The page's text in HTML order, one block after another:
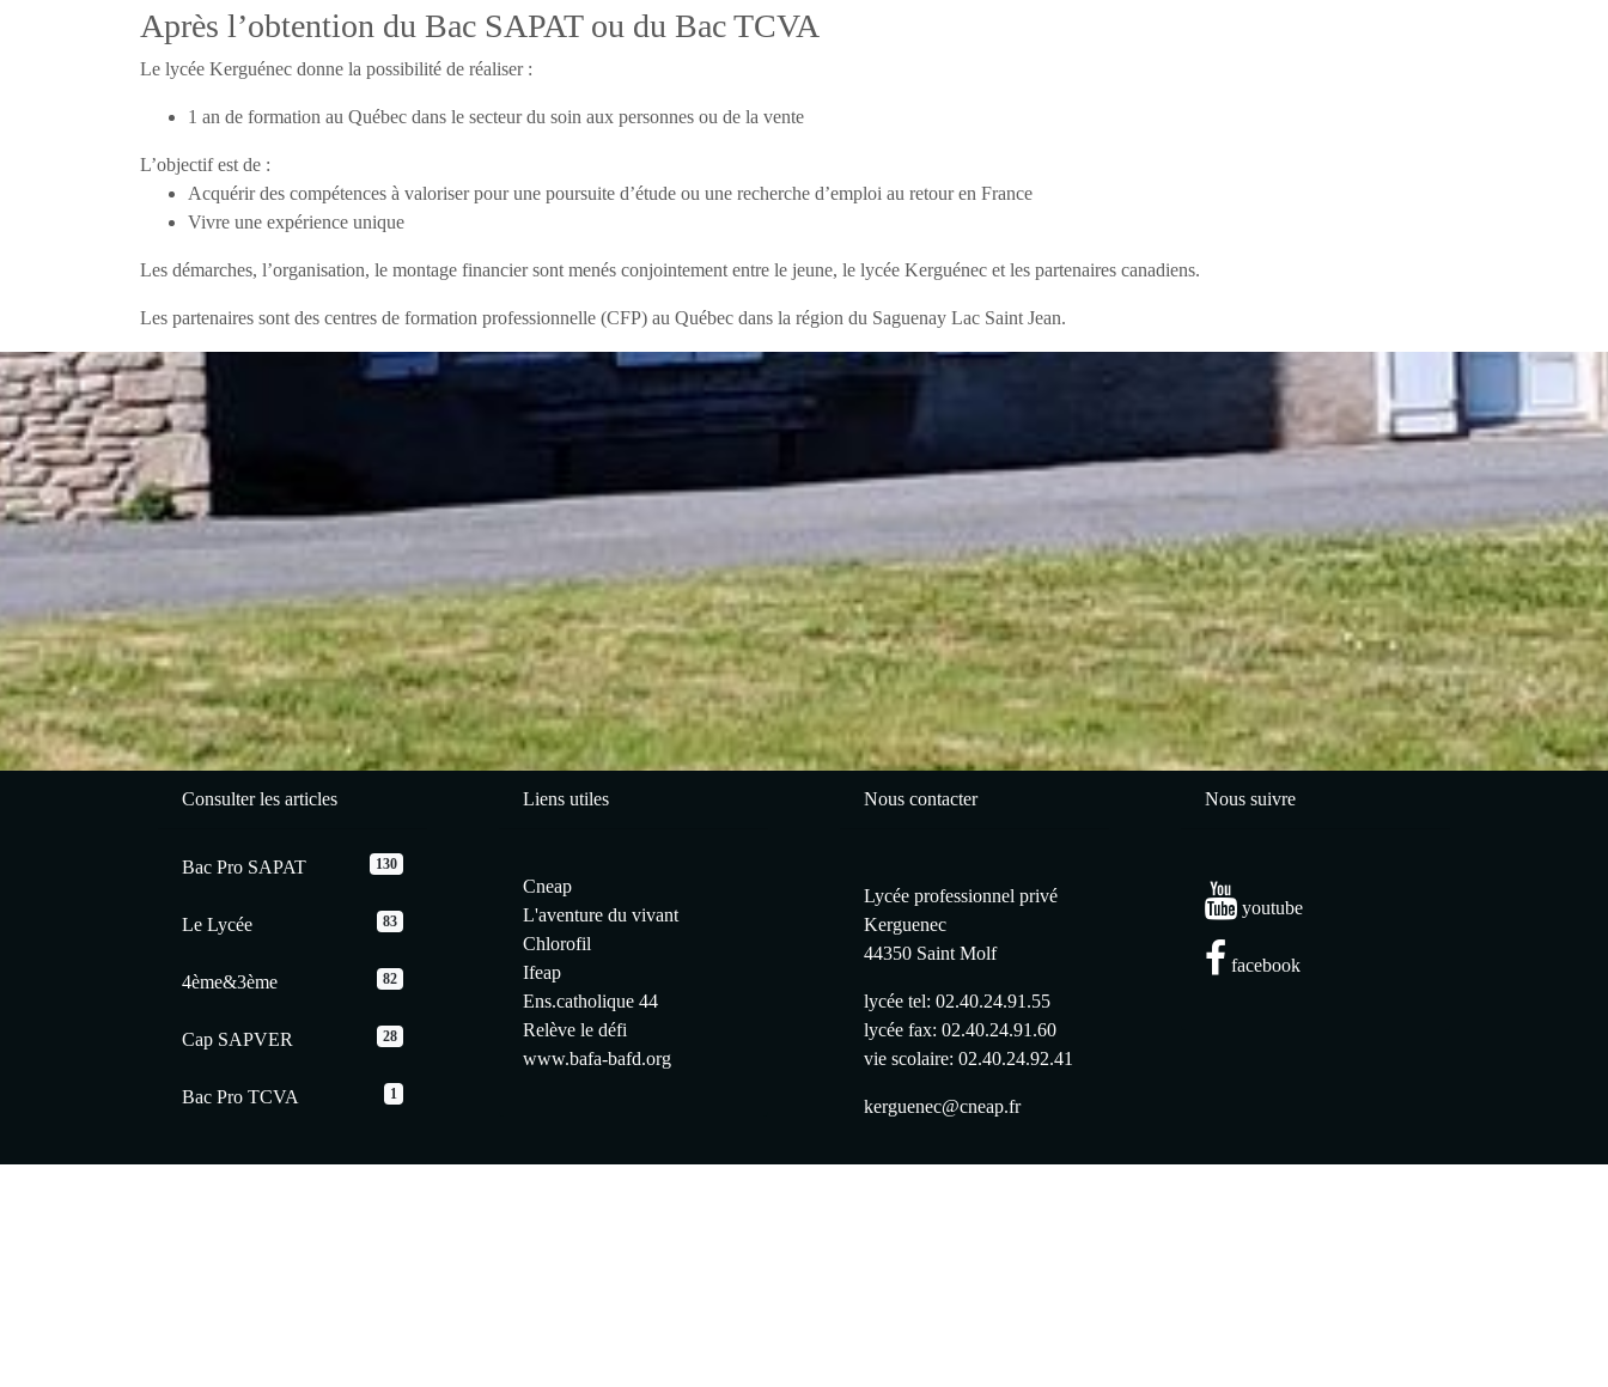
Après l’obtention du Bac SAPAT ou du Bac TCVA
Le lycée Kerguénec donne la possibilité de réaliser :
1 an de formation au Québec dans le secteur du soin aux personnes ou de la vente
L’objectif est de :
Acquérir des compétences à valoriser pour une poursuite d’étude ou une recherche d’emploi au retour en France
Vivre une expérience unique
Les démarches, l’organisation, le montage financier sont menés conjointement entre le jeune, le lycée Kerguénec et les partenaires canadiens.
Les partenaires sont des centres de formation professionnelle (CFP) au Québec dans la région du Saguenay Lac Saint Jean.
Consulter les articles
Bac Pro SAPAT 130
Le Lycée 83
4ème&3ème 82
Cap SAPVER 28
Bac Pro TCVA 1
Liens utiles
Cneap
L'aventure du vivant
Chlorofil
Ifeap
Ens.catholique 44
Relève le défi
www.bafa-bafd.org
Nous contacter
Lycée professionnel privé
Kerguenec
44350 Saint Molf
lycée tel: 02.40.24.91.55
lycée fax: 02.40.24.91.60
vie scolaire: 02.40.24.92.41
kerguenec@cneap.fr
Nous suivre
youtube
facebook